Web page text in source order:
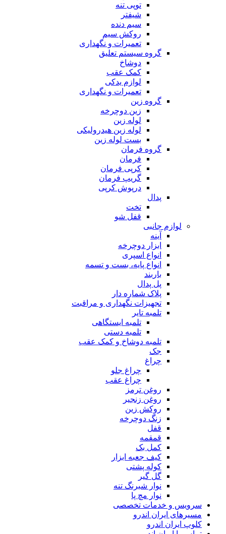
توپی تنه
شیفتر
سیم دنده
روکش سیم
تعمیرات و نگهداری
گروه سیستم تعلیق
دوشاخ
کمک عقب
لوازم یدکی
تعمیرات و نگهداری
گروه زین
زین دوچرخه
لوله زین
لوله زین هیدرولیکی
بست لوله زین
گروه فرمان
فرمان
کرپی فرمان
گریپ فرمان
درپوش کرپی
پدال
تخت
قفل شو
لوازم جانبی
آینه
ابزار دوچرخه
انواع اسپری
انواع پایه، بست و تسمه
باربند
پل پدال
پلاک شماره دار
تجهیزات نگهداری و مراقبت
تلمبه تایر
تلمبه ایستگاهی
تلمبه دستی
تلمبه دوشاخ و کمک عقب
جک
چراغ
چراغ جلو
چراغ عقب
روغن ترمز
روغن زنجیر
روکش زین
زنگ دوچرخه
قفل
قمقمه
کمل بک
کیف جعبه ابزار
کوله پشتی
گل گیر
نوار شبرنگ تنه
نوار مچ پا
سرویس و خدمات تخصصی
مسیرهای ایران اندرو
کلوپ ایران اندرو